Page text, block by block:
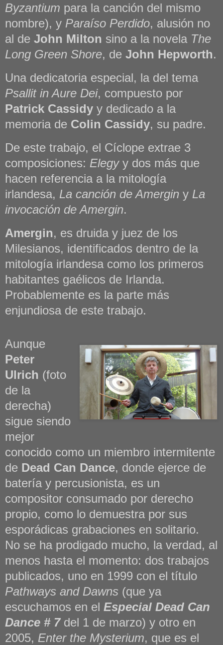
Byzantium para la canción del mismo
nombre), y Paraíso Perdido, alusión no
al de John Milton sino a la novela The
Long Green Shore, de John Hepworth.
Una dedicatoria especial, la del tema
Psallit in Aure Dei, compuesto por
Patrick Cassidy y dedicado a la
memoria de Colin Cassidy, su padre.
De este trabajo, el Cíclope extrae 3
composiciones: Elegyy dos más que
hacen referencia a la mitología
irlandesa, La canción de Amergin y La
invocación de Amergin.
Amergin, es druida y juez de los
Milesianos, identificados dentro de la
mitología irlandesa como los primeros
habitantes gaélicos de Irlanda.
Probablemente es la parte más
enjundiosa de este trabajo.
Aunque
Peter
Ulrich (foto
de la
derecha)
sigue siendo
mejor
conocido como un miembro intermitente
de Dead Can Dance, donde ejerce de
batería y percusionista, es un
compositor consumado por derecho
propio, como lo demuestra por sus
esporádicas grabaciones en solitario.
No se ha prodigado mucho, la verdad, al
menos hasta el momento: dos trabajos
publicados, uno en 1999 con el título
Pathways and Dawns (que ya
escuchamos en el Especial Dead Can
Dance # 7 del 1 de marzo) y otro en
2005, Enter the Mysterium, que es el